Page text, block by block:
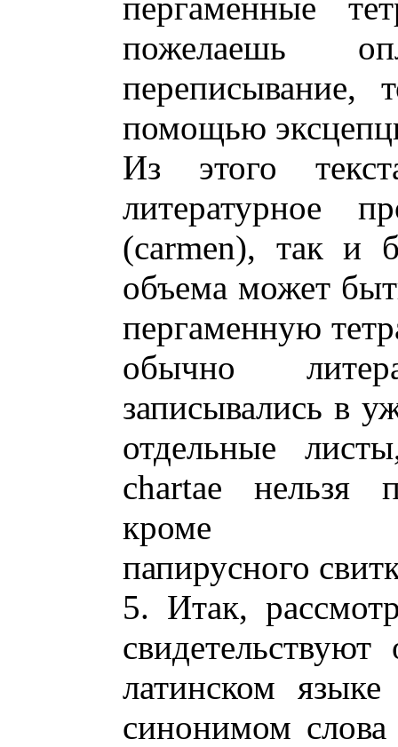
пожелаешь
помощью
Из этого
литературное
(carmen), так и
объема может
пергаменную
обычно
записывались в
отдельные
chartae нельзя
кроме
папирусного
5. Итак,
латинском
синонимом